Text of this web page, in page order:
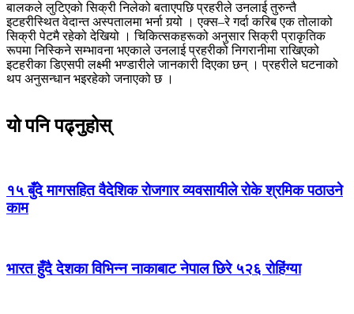
बालकले लुटिएको सिक्री निलेको बताएपछि प्रहरीले उनलाई तुरुन्तै
इटहरीस्थित वेदान्त अस्पतालमा भर्ना गर्‍यो । एक्स–रे गर्दा करिब एक तोलाको
सिक्री पेटमै रहेको देखियो । चिकित्सकहरूको अनुसार सिक्री प्राकृतिक
रूपमा निस्किने सम्भावना भएकाले उनलाई प्रहरीको निगरानीमा राखिएको
इटहरीका डिएसपी लक्ष्मी भण्डारीले जानकारी दिएका छन् । प्रहरीले घटनाको
थप अनुसन्धान भइरहेको जनाएको छ ।
यो पनि पढ्नुहोस्
१५ बुँदे मागसहित वैदेशिक रोजगार व्यवसायीले रोके श्रमिक पठाउने
काम
भारत हुँदै देशका विभिन्न नाकाबाट नेपाल छिरे ५२६ रोहिंग्या